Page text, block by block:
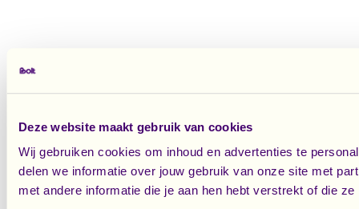
Deze website maakt gebruik van cookies
Wij gebruiken cookies om inhoud en advertenties te
delen we informatie over jouw gebruik van onze site met
met andere informatie die je aan hen hebt verstrekt of die